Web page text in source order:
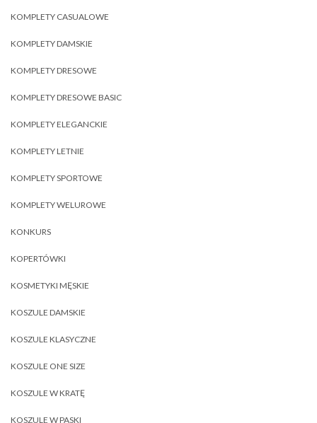
KOMPLETY CASUALOWE
KOMPLETY DAMSKIE
KOMPLETY DRESOWE
KOMPLETY DRESOWE BASIC
KOMPLETY ELEGANCKIE
KOMPLETY LETNIE
KOMPLETY SPORTOWE
KOMPLETY WELUROWE
KONKURS
KOPERTÓWKI
KOSMETYKI MĘSKIE
KOSZULE DAMSKIE
KOSZULE KLASYCZNE
KOSZULE ONE SIZE
KOSZULE W KRATĘ
KOSZULE W PASKI